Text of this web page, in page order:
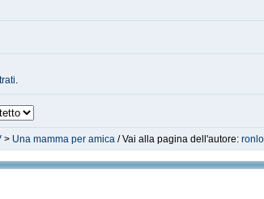
.
> Una mamma per amica / Vai alla pagina dell'autore: